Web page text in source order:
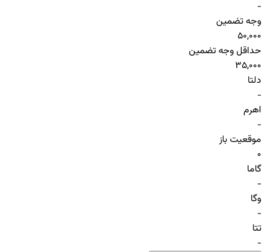
-
وجه تضمین
50,000
حداقل وجه تضمین
35,000
دلتا
-
اهرم
-
موقعیت باز
0
گاما
-
وگا
-
تتا
-